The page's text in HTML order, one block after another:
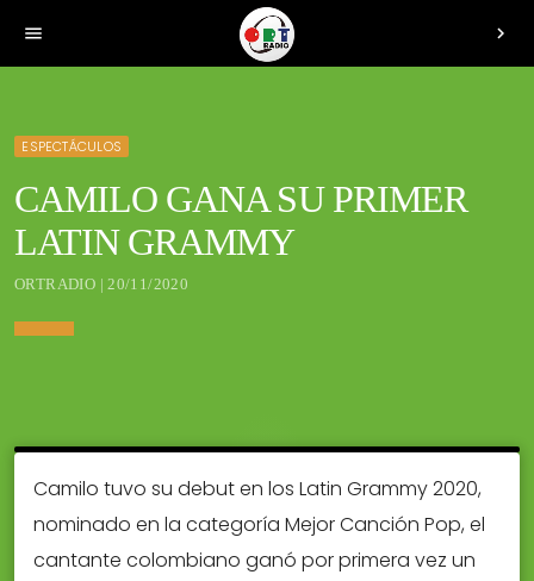
menu chevron_right
ESPECTÁCULOS
CAMILO GANA SU PRIMER
LATIN GRAMMY
ORTRADIO | 20/11/2020
Camilo tuvo su debut en los Latin Grammy 2020,
nominado en la categoría Mejor Canción Pop, el
cantante colombiano ganó por primera vez un